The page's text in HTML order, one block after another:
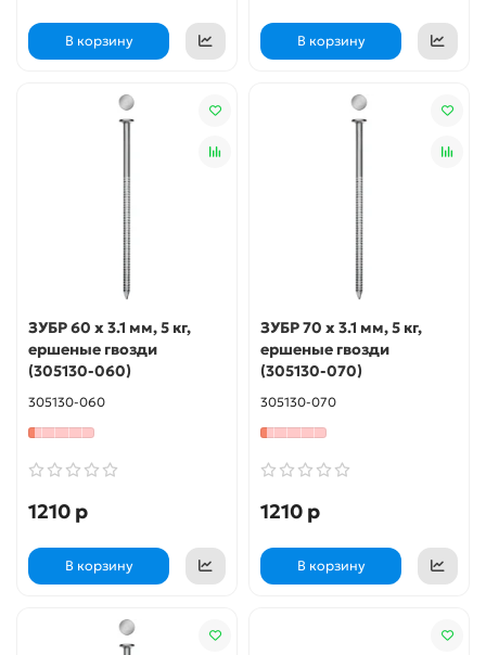
В корзину В корзину
ЗУБР 60 x 3.1 мм, 5 кг,
ершеные гвозди
(305130-060)
305130-060
1210 р
В корзину
ЗУБР 70 x 3.1 мм, 5 кг,
ершеные гвозди
(305130-070)
305130-070
1210 р
В корзину